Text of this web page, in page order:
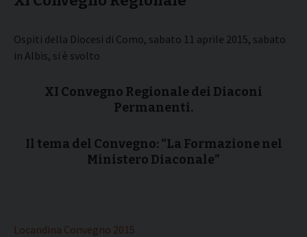
Ospiti della Diocesi di Como, sabato 11 aprile 2015, sabato
in Albis, si è svolto
XI Convegno Regionale dei Diaconi
Permanenti.
Il tema del Convegno: “La Formazione nel
Ministero Diaconale”
Locandina Convegno 2015